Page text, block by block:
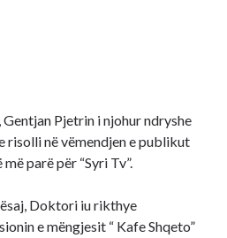
Pjetrin i njohur ndryshe
risolli në vëmendjen e publikut
parë për “Syri Tv”.
Doktori iu rikthye
e mëngjesit “ Kafe Shqeto”